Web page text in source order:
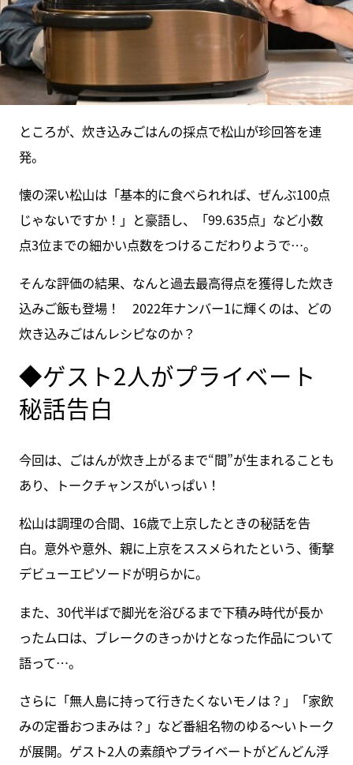
ところが、炊き込みごはんの採点で松山が珍回答を連
発。
懐の深い松山は「基本的に食べられれば、ぜんぶ100点
じゃないですか！」と豪語し、「99.635点」など小数
点3位までの細かい点数をつけるこだわりようで…。
そんな評価の結果、なんと過去最高得点を獲得した炊き
込みご飯も登場！ 2022年ナンバー1に輝くのは、どの
炊き込みごはんレシピなのか？
◆ゲスト2人がプライベート
秘話告白
今回は、ごはんが炊き上がるまで“間”が生まれることも
あり、トークチャンスがいっぱい！
松山は調理の合間、16歳で上京したときの秘話を告
白。意外や意外、親に上京をススメられたという、衝撃
デビューエピソードが明らかに。
また、30代半ばで脚光を浴びるまで下積み時代が長か
ったムロは、ブレークのきっかけとなった作品について
語って…。
さらに「無人島に持って行きたくないモノは？」「家飲
みの定番おつまみは？」など番組名物のゆる～いトーク
が展開。ゲスト2人の素顔やプライベートがどんどん浮